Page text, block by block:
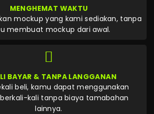
MENGHEMAT WAKTU
mockup yang kami sediakan, tanpa
membuat mockup dari awal.
BAYAR & TANPA LANGGANAN
beli, kamu dapat menggunakan
kali tanpa biaya tamabahan
lainnya.